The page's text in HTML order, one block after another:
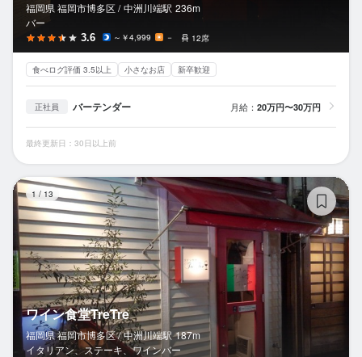
福岡県 福岡市博多区 / 中洲川端駅 236m
バー
3.6 ～￥4,999 － 12席
食べログ評価 3.5以上 小さなお店 新卒歓迎
正社員 バーテンダー 月給： 20万円〜30万円
最終更新日：30日以上前
1 / 13
ワイン食堂TreTre
福岡県 福岡市博多区 / 中洲川端駅 187m
イタリアン、ステーキ、ワインバー